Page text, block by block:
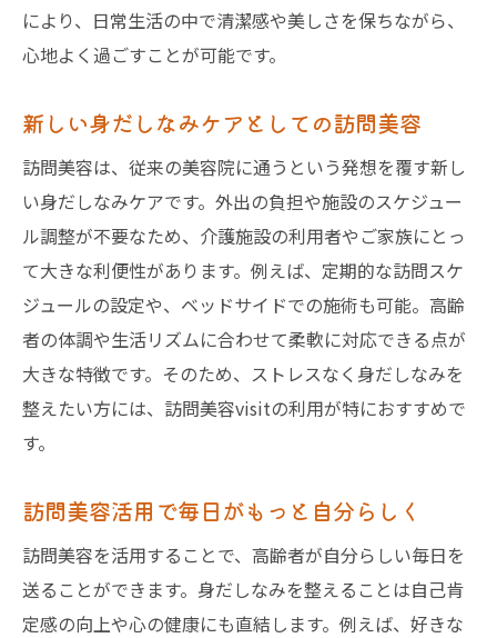
により、日常生活の中で清潔感や美しさを保ちながら、
心地よく過ごすことが可能です。
新しい身だしなみケアとしての訪問美容
訪問美容は、従来の美容院に通うという発想を覆す新し
い身だしなみケアです。外出の負担や施設のスケジュー
ル調整が不要なため、介護施設の利用者やご家族にとっ
て大きな利便性があります。例えば、定期的な訪問スケ
ジュールの設定や、ベッドサイドでの施術も可能。高齢
者の体調や生活リズムに合わせて柔軟に対応できる点が
大きな特徴です。そのため、ストレスなく身だしなみを
整えたい方には、訪問美容visitの利用が特におすすめで
す。
訪問美容活用で毎日がもっと自分らしく
訪問美容を活用することで、高齢者が自分らしい毎日を
送ることができます。身だしなみを整えることは自己肯
定感の向上や心の健康にも直結します。例えば、好きな